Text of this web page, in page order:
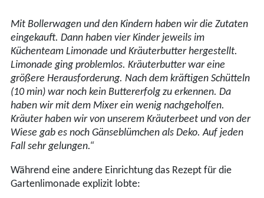
Mit Bollerwagen und den Kindern haben wir die Zutaten
eingekauft. Dann haben vier Kinder jeweils im
Küchenteam Limonade und Kräuterbutter hergestellt.
Limonade ging problemlos. Kräuterbutter war eine
größere Herausforderung. Nach dem kräftigen Schütteln
(10 min) war noch kein Buttererfolg zu erkennen. Da
haben wir mit dem Mixer ein wenig nachgeholfen.
Kräuter haben wir von unserem Kräuterbeet und von der
Wiese gab es noch Gänseblümchen als Deko. Auf jeden
Fall sehr gelungen.“
Während eine andere Einrichtung das Rezept für die
Gartenlimonade explizit lobte: